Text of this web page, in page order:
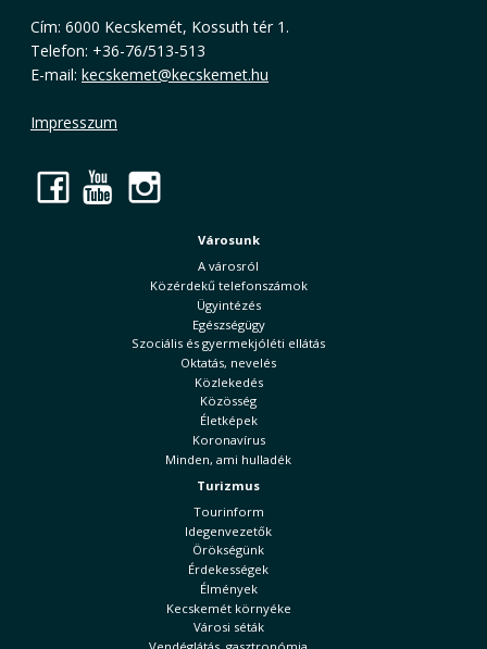
Cím: 6000 Kecskemét, Kossuth tér 1.
Telefon: +36-76/513-513
E-mail: kecskemet@kecskemet.hu
Impresszum
Facebook
YouTube
Városunk
A városról
Közérdekű telefonszámok
Ügyintézés
Egészségügy
Szociális és gyermekjóléti ellátás
Oktatás, nevelés
Közlekedés
Közösség
Életképek
Koronavírus
Minden, ami hulladék
Turizmus
Tourinform
Idegenvezetők
Örökségünk
Érdekességek
Élmények
Kecskemét környéke
Városi séták